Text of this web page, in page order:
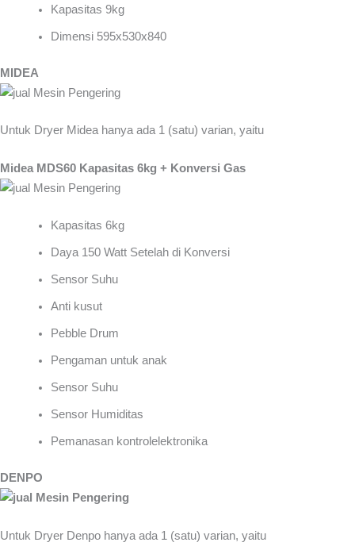
Kapasitas 9kg
Dimensi 595x530x840
MIDEA
Untuk Dryer Midea hanya ada 1 (satu) varian, yaitu
Midea MDS60 Kapasitas 6kg + Konversi Gas
Kapasitas 6kg
Daya 150 Watt Setelah di Konversi
Sensor Suhu
Anti kusut
Pebble Drum
Pengaman untuk anak
Sensor Suhu
Sensor Humiditas
Pemanasan kontrolelektronika
DENPO
Untuk Dryer Denpo hanya ada 1 (satu) varian, yaitu